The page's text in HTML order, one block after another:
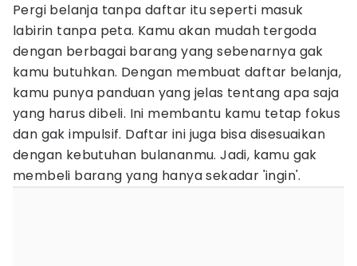
Pergi belanja tanpa daftar itu seperti masuk
labirin tanpa peta. Kamu akan mudah tergoda
dengan berbagai barang yang sebenarnya gak
kamu butuhkan. Dengan membuat daftar belanja,
kamu punya panduan yang jelas tentang apa saja
yang harus dibeli. Ini membantu kamu tetap fokus
dan gak impulsif. Daftar ini juga bisa disesuaikan
dengan kebutuhan bulananmu. Jadi, kamu gak
membeli barang yang hanya sekadar 'ingin'.